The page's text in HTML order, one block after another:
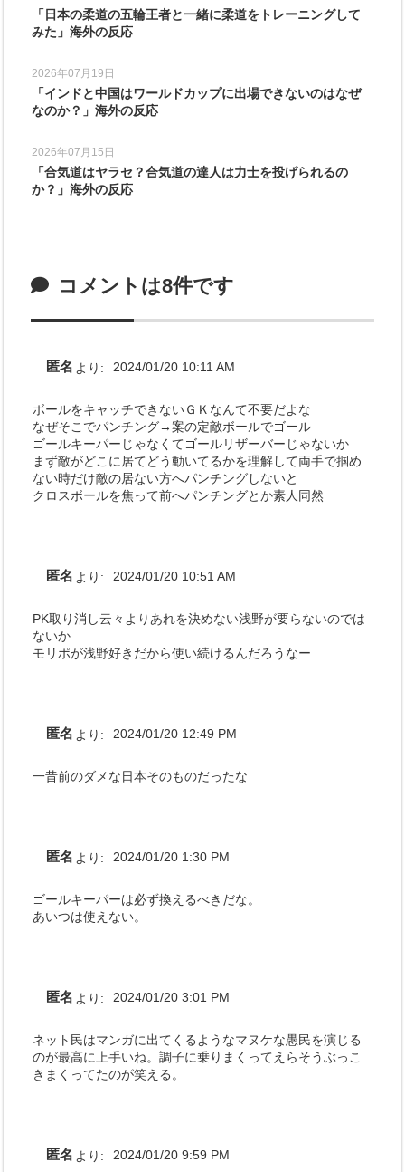
「日本の柔道の五輪王者と一緒に柔道をトレーニングして
みた」海外の反応
2026年07月19日
「インドと中国はワールドカップに出場できないのはなぜ
なのか？」海外の反応
2026年07月15日
「合気道はヤラセ？合気道の達人は力士を投げられるの
か？」海外の反応
コメントは8件です
匿名 より: 2024/01/20 10:11 AM
ボールをキャッチできないＧＫなんて不要だよな
なぜそこでパンチング→案の定敵ボールでゴール
ゴールキーパーじゃなくてゴールリザーバーじゃないか
まず敵がどこに居てどう動いてるかを理解して両手で掴め
ない時だけ敵の居ない方へパンチングしないと
クロスボールを焦って前へパンチングとか素人同然
匿名 より: 2024/01/20 10:51 AM
PK取り消し云々よりあれを決めない浅野が要らないのでは
ないか
モリポが浅野好きだから使い続けるんだろうなー
匿名 より: 2024/01/20 12:49 PM
一昔前のダメな日本そのものだったな
匿名 より: 2024/01/20 1:30 PM
ゴールキーパーは必ず換えるべきだな。
あいつは使えない。
匿名 より: 2024/01/20 3:01 PM
ネット民はマンガに出てくるようなマヌケな愚民を演じる
のが最高に上手いね。調子に乗りまくってえらそうぶっこ
きまくってたのが笑える。
匿名 より: 2024/01/20 9:59 PM